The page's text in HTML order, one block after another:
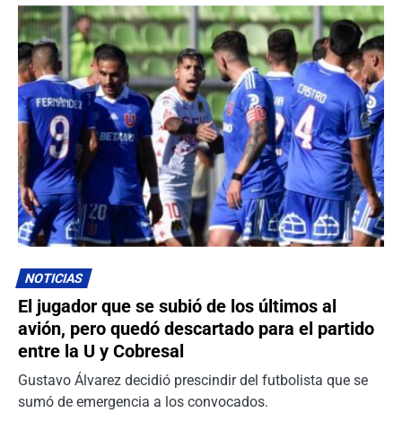
NOTICIAS
El jugador que se subió de los últimos al
avión, pero quedó descartado para el partido
entre la U y Cobresal
Gustavo Álvarez decidió prescindir del futbolista que se
sumó de emergencia a los convocados.